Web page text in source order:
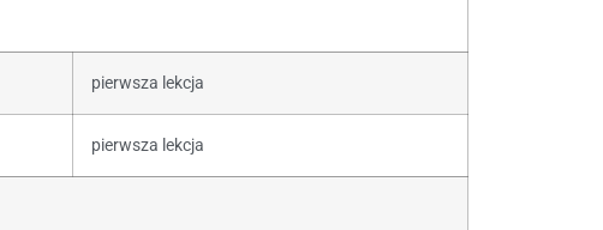
pierwsza lekcja
pierwsza lekcja